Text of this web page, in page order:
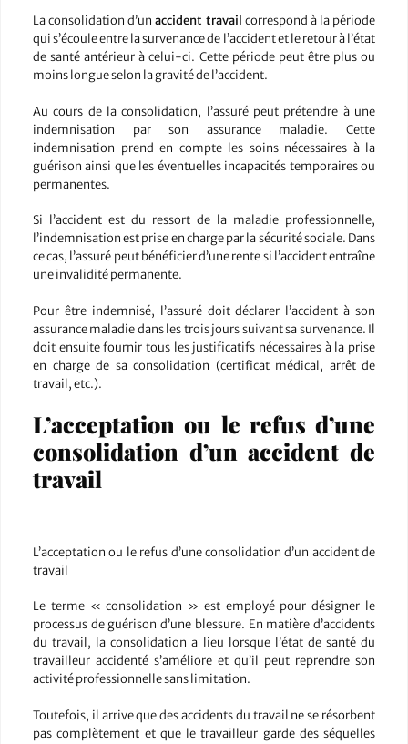
La consolidation d’unaccident travail correspond à la période
qui s’écoule entre la survenance de l’accident et le retour à l’état
de santé antérieur à celui-ci. Cette période peut être plus ou
moins longue selon la gravité de l’accident.
Au cours de la consolidation, l’assuré peut prétendre à une
indemnisation par son assurance maladie. Cette
indemnisation prend en compte les soins nécessaires à la
guérison ainsi que les éventuelles incapacités temporaires ou
permanentes.
Si l’accident est du ressort de la maladie professionnelle,
l’indemnisation est prise en charge par la sécurité sociale. Dans
ce cas, l’assuré peut bénéficier d’une rente si l’accident entraîne
une invalidité permanente.
Pour être indemnisé, l’assuré doit déclarer l’accident à son
assurance maladie dans les trois jours suivant sa survenance. Il
doit ensuite fournir tous les justificatifs nécessaires à la prise
en charge de sa consolidation (certificat médical, arrêt de
travail, etc.).
L’acceptation ou le refus d’une
consolidation d’un accident de
travail
L’acceptation ou le refus d’une consolidation d’un accident de
travail
Le terme « consolidation » est employé pour désigner le
processus de guérison d’une blessure. En matière d’accidents
du travail, la consolidation a lieu lorsque l’état de santé du
travailleur accidenté s’améliore et qu’il peut reprendre son
activité professionnelle sans limitation.
Toutefois, il arrive que des accidents du travail ne se résorbent
pas complètement et que le travailleur garde des séquelles